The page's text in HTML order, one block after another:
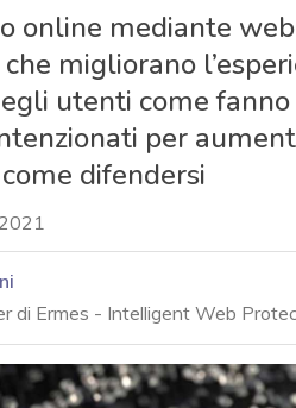
online mediante
migliorano
utenti come
per
difendersi
di Ermes - Intelligent Web